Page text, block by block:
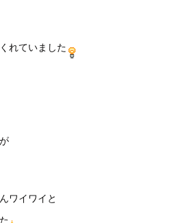
れていました
ワイワイと